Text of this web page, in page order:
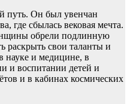
путь. Он был увенчан
где сбылась вековая мечта.
обрели подлинную
раскрыть свои таланты и
науке и медицине, в
и воспитании детей и
и в кабинах космических